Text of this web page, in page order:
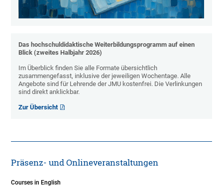
Das hochschuldidaktische Weiterbildungsprogramm auf einen
Blick (zweites Halbjahr 2026)
Im Überblick finden Sie alle Formate übersichtlich
zusammengefasst, inklusive der jeweiligen Wochentage. Alle
Angebote sind für Lehrende der JMU kostenfrei. Die Verlinkungen
sind direkt anklickbar.
Zur Übersicht
Präsenz- und Onlineveranstaltungen
Courses in English